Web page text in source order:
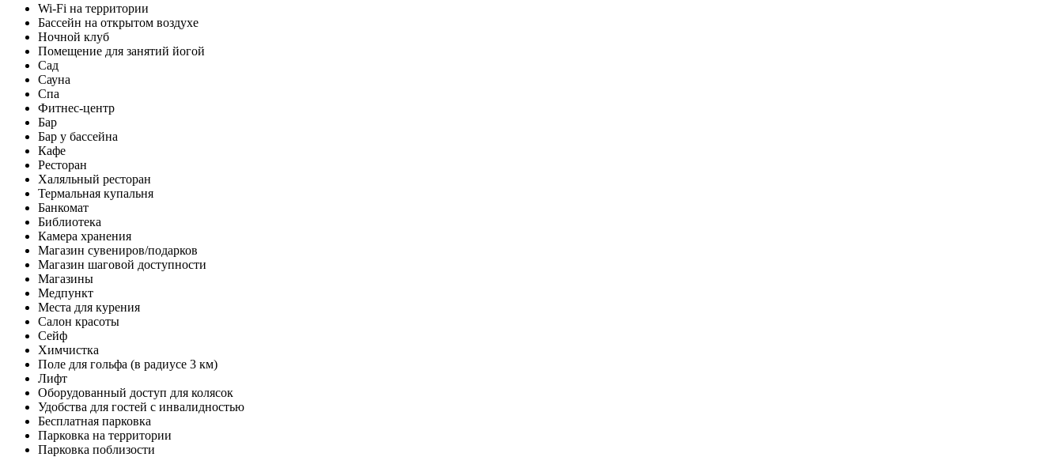
Wi-Fi на территории
Бассейн на открытом воздухе
Ночной клуб
Помещение для занятий йогой
Сад
Сауна
Спа
Фитнес-центр
Бар
Бар у бассейна
Кафе
Ресторан
Халяльный ресторан
Термальная купальня
Банкомат
Библиотека
Камера хранения
Магазин сувениров/подарков
Магазин шаговой доступности
Магазины
Медпункт
Места для курения
Салон красоты
Сейф
Химчистка
Поле для гольфа (в радиусе 3 км)
Лифт
Оборудованный доступ для колясок
Удобства для гостей с инвалидностью
Бесплатная парковка
Парковка на территории
Парковка поблизости